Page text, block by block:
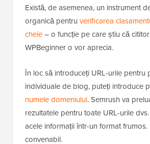
Există, de asemenea, un instrument
organică pentru verificarea
cheie– o funcție pe care știu că
WPBeginner o vor aprecia.
În loc să introduceți URL-urile pentru
individuale de blog, puteți introduce
numele domeniului. Semrush va
rezultatele pentru toate URL-urile
acele informații într-un format frumos.
convenabil.